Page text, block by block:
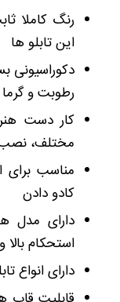
رنگ کاملا
این تابلو ها
دکوراسیونی
رطوبت و گرما
کار دست
مختلف، نصب
مناسب برای
کادو دادن
دارای مدل
استحکام
دارای انواع